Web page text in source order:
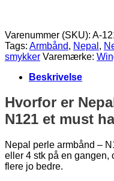
Varenummer (SKU): A-
Tags: Armbånd, Nepal ,
smykker Varemærke:
Beskrivelse
Hvorfor er
N121 et must
Nepal perle armbånd –
eller 4 stk på en gangen,
flere jo bedre.